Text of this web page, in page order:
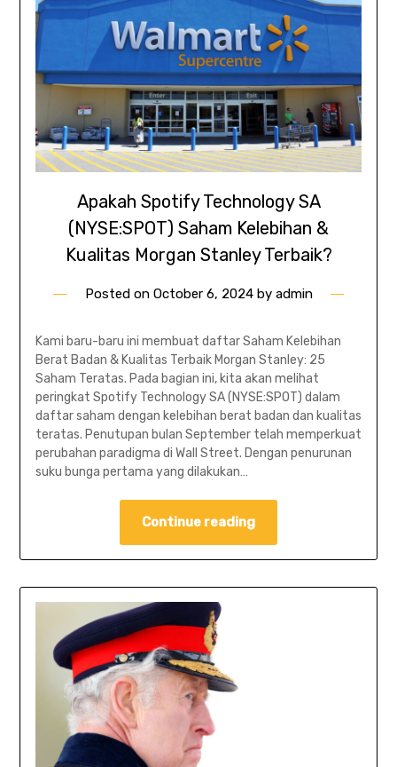
Apakah Spotify Technology SA
(NYSE:SPOT) Saham Kelebihan &
Kualitas Morgan Stanley Terbaik?
Posted on October 6, 2024by admin
Kami baru-baru ini membuat daftar Saham Kelebihan
Berat Badan & Kualitas Terbaik Morgan Stanley: 25
Saham Teratas. Pada bagian ini, kita akan melihat
peringkat Spotify Technology SA (NYSE:SPOT) dalam
daftar saham dengan kelebihan berat badan dan kualitas
teratas. Penutupan bulan September telah memperkuat
perubahan paradigma di Wall Street. Dengan penurunan
suku bunga pertama yang dilakukan…
Continue reading